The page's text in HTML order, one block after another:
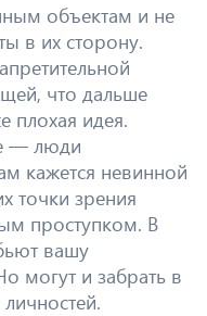
объектам и не
в их сторону.
что дальше
плохая идея.
— люди
кажется невинной
точки зрения
проступком. В
вашу
могут и забрать в